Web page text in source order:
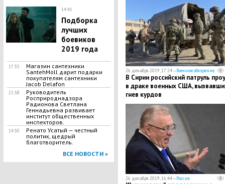
14:41
Подборка
лучших
боевиков
2019 года
17:35
Магазин сантехники
SantehMoll дарит подарки
покупателям сантехники
Jacob Delafon
21:38
Руководитель
Росприроднадзора
Радионова Светлана
Геннадьевна развивает
институт общественных
инспекторов.
14:30
Ренато Усатый — честный
политик, щедрый
благотворитель.
ВСЕ НОВОСТИ »
26 декабря 2019, 17:24 —Военное обозрение
В Сирии российский патруль
в драке военных США,
гнев курдов
26 декабря 2019, 16:44 —Россия